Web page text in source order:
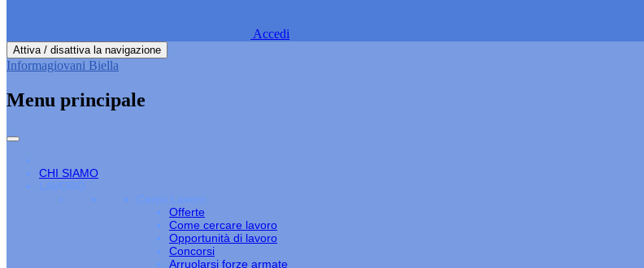
Accedi
Attiva / disattiva la navigazione
Informagiovani Biella
Menu principale
CHI SIAMO
LAVORO
Cerco Lavoro
Offerte
Come cercare lavoro
Opportunità di lavoro
Concorsi
Arruolarsi forze armate